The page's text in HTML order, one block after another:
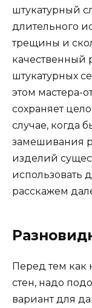
штукатурный
длительного
трещины и
качественный
штукатурных
этом мастера-
сохраняет
случае, когда
замешивания
изделий
использовать
расскажем
Перед тем как
стен, надо
вариант для